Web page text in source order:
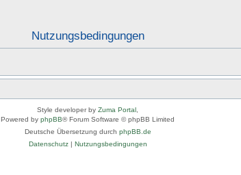
Nutzungsbedingungen
Style developer by Zuma Portal
Powered by phpBB® Forum Software © phpBB Limited
Deutsche Übersetzung durch phpBB.de
Datenschutz| Nutzungsbedingungen